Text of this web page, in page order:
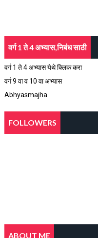
वर्ग 1 ते 4 अभ्यास,निबंध साठी
वर्ग 1 ते 4 अभ्यास येथे क्लिक करा
वर्ग 9 वा व 10 वा अभ्यास
Abhyasmajha
FOLLOWERS
ABOUT ME